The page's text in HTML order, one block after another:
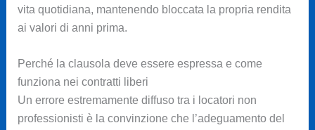
vita quotidiana, mantenendo bloccata la propria rendita
ai valori di anni prima.
Perché la clausola deve essere espressa e come
funziona nei contratti liberi
Un errore estremamente diffuso tra i locatori non
professionisti è la convinzione che l’adeguamento del